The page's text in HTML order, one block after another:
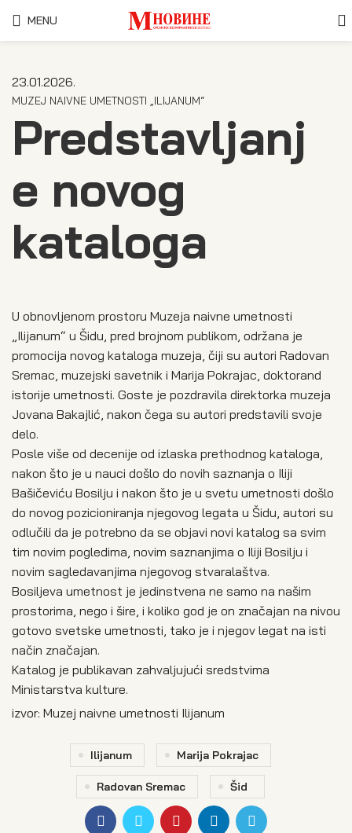
MENU
23.01.2026.
MUZEJ NAIVNE UMETNOSTI „ILIJANUM“
Predstavljanj
e novog
kataloga
U obnovljenom prostoru Muzeja naivne umetnosti
„Ilijanum“ u Šidu, pred brojnom publikom, održana je
promocija novog kataloga muzeja, čiji su autori Radovan
Sremac, muzejski savetnik i Marija Pokrajac, doktorand
istorije umetnosti. Goste je pozdravila direktorka muzeja
Jovana Bakajlić, nakon čega su autori predstavili svoje
delo.
Posle više od decenije od izlaska prethodnog kataloga,
nakon što je u nauci došlo do novih saznanja o Iliji
Bašičeviću Bosilju i nakon što je u svetu umetnosti došlo
do novog pozicioniranja njegovog legata u Šidu, autori su
odlučili da je potrebno da se objavi novi katalog sa svim
tim novim pogledima, novim saznanjima o Iliji Bosilju i
novim sagledavanjima njegovog stvaralaštva.
Bosiljeva umetnost je jedinstvena ne samo na našim
prostorima, nego i šire, i koliko god je on značajan na nivou
gotovo svetske umetnosti, tako je i njegov legat na isti
način značajan.
Katalog je publikavan zahvaljujući sredstvima
Ministarstva kulture.
izvor: Muzej naivne umetnosti Ilijanum
Ilijanum Marija Pokrajac
Radovan Sremac Šid